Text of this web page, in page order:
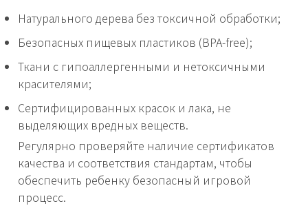
Натурального дерева без токсичной обработки;
Безопасных пищевых пластиков (BPA-free);
Ткани с гипоаллергенными и нетоксичными
красителями;
Сертифицированных красок и лака, не
выделяющих вредных веществ.
Регулярно проверяйте наличие сертификатов
качества и соответствия стандартам, чтобы
обеспечить ребенку безопасный игровой
процесс.